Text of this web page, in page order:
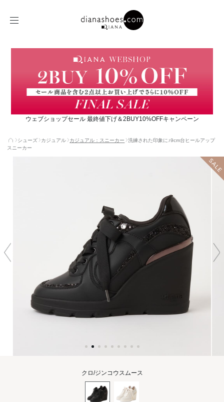
ウェブショップセール 最終値下げ＆2BUY10%OFFキャンペーン
シューズ カジュアル カジュアル：スニーカー
洗練された印象に♪9cm台ヒールアップ
スニーカー
クロ/ジンコウスムース